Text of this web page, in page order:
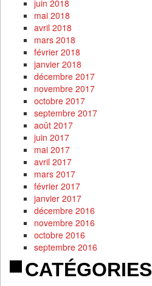
juin 2018
mai 2018
avril 2018
mars 2018
février 2018
janvier 2018
décembre 2017
novembre 2017
octobre 2017
septembre 2017
août 2017
juin 2017
mai 2017
avril 2017
mars 2017
février 2017
janvier 2017
décembre 2016
novembre 2016
octobre 2016
septembre 2016
CATÉGORIES